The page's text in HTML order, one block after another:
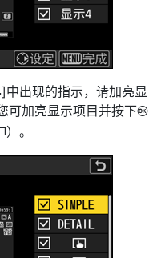
]中出现的指示，请加亮显
可加亮显示项目并按下J
）。